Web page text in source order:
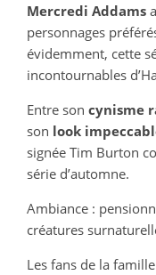
Mercredi Addams
personnages
évidemment, cette
incontournables
Entre son cynisme
son look
signée Tim Burton
série d’automne.
Ambiance :
créatures
Les fans de la